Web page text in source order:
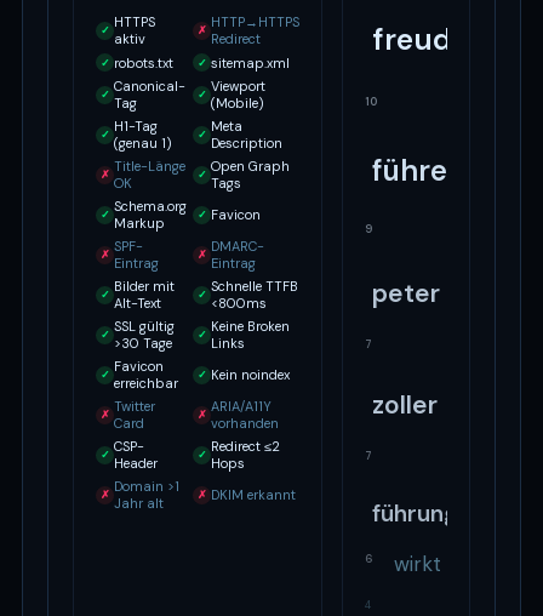
✓ HTTPS
aktiv
✗ HTTP→HTTPS
Redirect
✓ robots.txt ✓ sitemap.xml
✓ Canonical-
Tag
✓ Viewport
(Mobile)
✓ H1-Tag
(genau 1)
✓ Meta
Description
✗ Title-Länge
OK
✓ Open Graph
Tags
✓ Schema.org
Markup
✓ Favicon
✗ SPF-
Eintrag
✗ DMARC-
Eintrag
✓ Bilder mit
Alt-Text
✓ Schnelle TTFB
<800ms
✓ SSL gültig
>30 Tage
✓ Keine Broken
Links
✓ Favicon
erreichbar
✓ Kein noindex
✗ Twitter
Card
✗ ARIA/A11Y
vorhanden
✓ CSP-
Header
✓ Redirect ≤2
Hops
✗ Domain >1
Jahr alt
✗ DKIM erkannt
freude
10
führen
9
peter
7
zoller
7
führung
6 wirkt
4